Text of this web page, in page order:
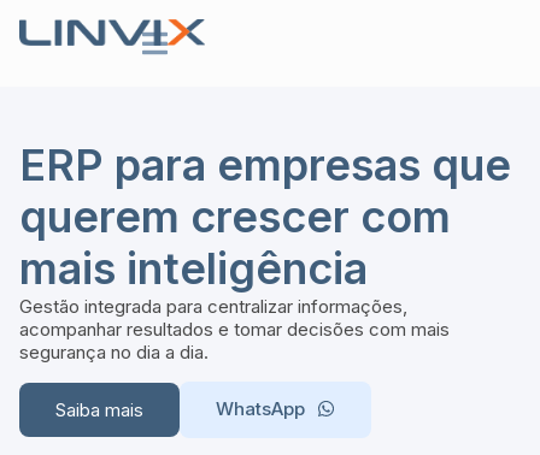
ERP para empresas que
querem crescer com
mais inteligência
Gestão integrada para centralizar informações,
acompanhar resultados e tomar decisões com mais
segurança no dia a dia.
Saiba mais WhatsApp